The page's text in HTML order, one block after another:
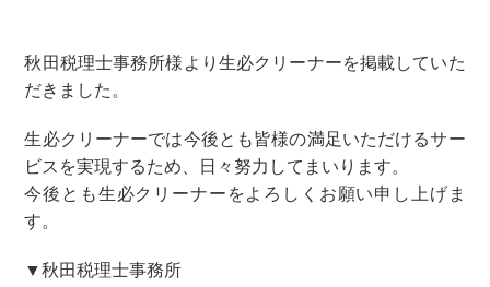
秋田税理士事務所様より生必クリーナーを掲載していた
だきました。
生必クリーナーでは今後とも皆様の満足いただけるサー
ビスを実現するため、日々努力してまいります。
今後とも生必クリーナーをよろしくお願い申し上げま
す。
▼秋田税理士事務所